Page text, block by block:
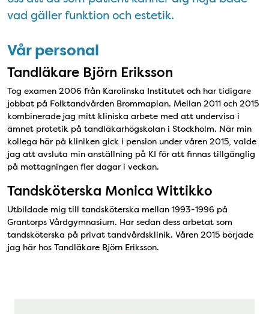
vad gäller funktion och estetik.
Vår personal
Tandläkare Björn Eriksson
Tog examen 2006 från Karolinska Institutet och har tidigare
jobbat på Folktandvården Brommaplan. Mellan 2011 och 2015
kombinerade jag mitt kliniska arbete med att undervisa i
ämnet protetik på tandläkarhögskolan i Stockholm. När min
kollega här på kliniken gick i pension under våren 2015, valde
jag att avsluta min anställning på KI för att finnas tillgänglig
på mottagningen fler dagar i veckan.
Tandsköterska Monica Wittikko
Utbildade mig till tandsköterska mellan 1993-1996 på
Grantorps Vårdgymnasium. Har sedan dess arbetat som
tandsköterska på privat tandvårdsklinik. Våren 2015 började
jag här hos Tandläkare Björn Eriksson.